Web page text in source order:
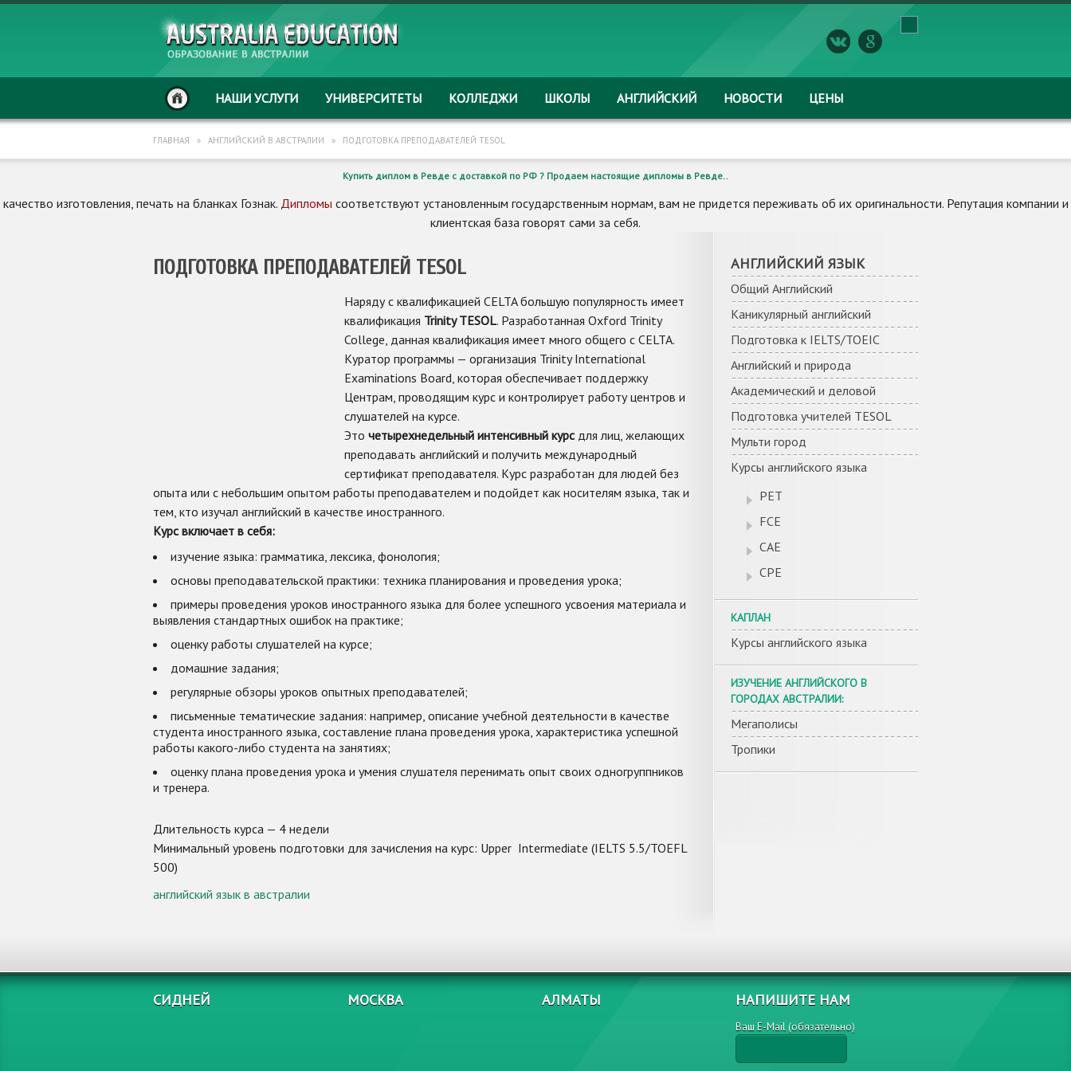
НАШИ УСЛУГИ УНИВЕРСИТЕТЫ КОЛЛЕДЖИ ШКОЛЫ АНГЛИЙСКИЙ НОВОСТИ ЦЕНЫ
ГЛАВНАЯ » АНГЛИЙСКИЙ В АВСТРАЛИИ » ПОДГОТОВКА ПРЕПОДАВАТЕЛЕЙ TESOL
Купить диплом в Ревде с доставкой по РФ ? Продаем настоящие дипломы в Ревде..
качество изготовления, печать на бланках Гознак. Дипломы соответствуют установленным государственным нормам, вам не придется переживать об их оригинальности. Репутация компании и
клиентская база говорят сами за себя.
ПОДГОТОВКА ПРЕПОДАВАТЕЛЕЙ TESOL
Наряду с квалификацией CELTA большую популярность имеет
квалификация Trinity TESOL. Разработанная Oxford Trinity
College, данная квалификация имеет много общего с CELTA.
Куратор программы — организация Trinity International
Examinations Board, которая обеспечивает поддержку
Центрам, проводящим курс и контролирует работу центров и
слушателей на курсе.
Это четырехнедельный интенсивный курсдля лиц, желающих
преподавать английский и получить международный
сертификат преподавателя. Курс разработан для людей без
опыта или с небольшим опытом работы преподавателем и подойдет как носителям языка, так и
тем, кто изучал английский в качестве иностранного.
Курс включает в себя:
изучение языка: грамматика, лексика, фонология;
основы преподавательской практики: техника планирования и проведения урока;
примеры проведения уроков иностранного языка для более успешного усвоения материала и
выявления стандартных ошибок на практике;
оценку работы слушателей на курсе;
домашние задания;
регулярные обзоры уроков опытных преподавателей;
письменные тематические задания: например, описание учебной деятельности в качестве
студента иностранного языка, составление плана проведения урока, характеристика успешной
работы какого-либо студента на занятиях;
оценку плана проведения урока и умения слушателя перенимать опыт своих одногруппников
и тренера.
Длительность курса — 4 недели
Минимальный уровень подготовки для зачисления на курс: Upper Intermediate (IELTS 5.5/TOEFL
500)
английский язык в австралии
АНГЛИЙСКИЙ ЯЗЫК
Общий Английский
Каникулярный английский
Подготовка к IELTS/TOEIC
Английский и природа
Академический и деловой
Подготовка учителей TESOL
Мульти город
Курсы английского языка
PET
FCE
CAE
CPE
КАПЛАН
Курсы английского языка
ИЗУЧЕНИЕ АНГЛИЙСКОГО В
ГОРОДАХ АВСТРАЛИИ:
Мегаполисы
Тропики
СИДНЕЙ МОСКВА АЛМАТЫ НАПИШИТЕ НАМ
Ваш E-Mail (обязательно)